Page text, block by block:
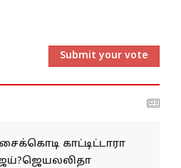
Submit your vote
காட்டிட்டாரா